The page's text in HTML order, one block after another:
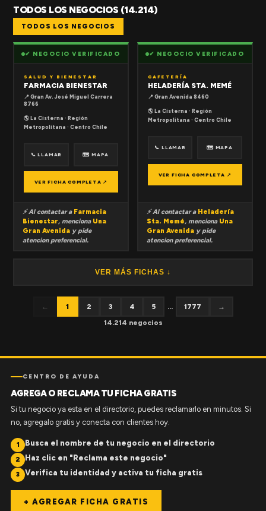
TODOS LOS NEGOCIOS (14.214)
TODOS LOS NEGOCIOS
✔ NEGOCIO VERIFICADO
SALUD Y BIENESTAR
FARMACIA BIENESTAR
📍 Gran Av. José Miguel Carrera
8766
🌎 La Cisterna · Región
Metropolitana · Centro Chile
📞 LLAMAR 🗺 MAPA
VER FICHA COMPLETA ↗
⚡ Al contactar a Farmacia
Bienestar, menciona Una
Gran Avenida y pide
atencion preferencial.
✔ NEGOCIO VERIFICADO
CAFETERÍA
HELADERÍA STA. MEMÉ
📍 Gran Avenida 8460
🌎 La Cisterna · Región
Metropolitana · Centro Chile
📞 LLAMAR 🗺 MAPA
VER FICHA COMPLETA ↗
⚡ Al contactar a Heladería
Sta. Memé, menciona Una
Gran Avenida y pide
atencion preferencial.
VER MÁS FICHAS ↓
← 1 2 3 4 5 ... 1777
→
14.214 negocios
CENTRO DE AYUDA
AGREGA O RECLAMA TU FICHA GRATIS
Si tu negocio ya esta en el directorio, puedes reclamarlo en minutos. Si
no, agregalo gratis y conecta con clientes hoy.
1 Busca el nombre de tu negocio en el directorio
2 Haz clic en "Reclama este negocio"
3 Verifica tu identidad y activa tu ficha gratis
+ AGREGAR FICHA GRATIS